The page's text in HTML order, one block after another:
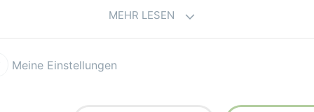
MEHR LESEN
Meine Einstellungen